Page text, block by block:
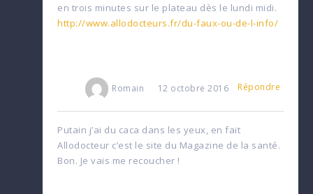
en trois minutes sur le plateau dès le lundi midi.
http://www.allodocteurs.fr/du-faux-ou-de-l-info/
Romain 12 octobre 2016 Répondre
Putain j’ai du caca dans les yeux, en fait
Allodocteur c’est le site du Magazine de la santé.
Bon. Je vais me recoucher !